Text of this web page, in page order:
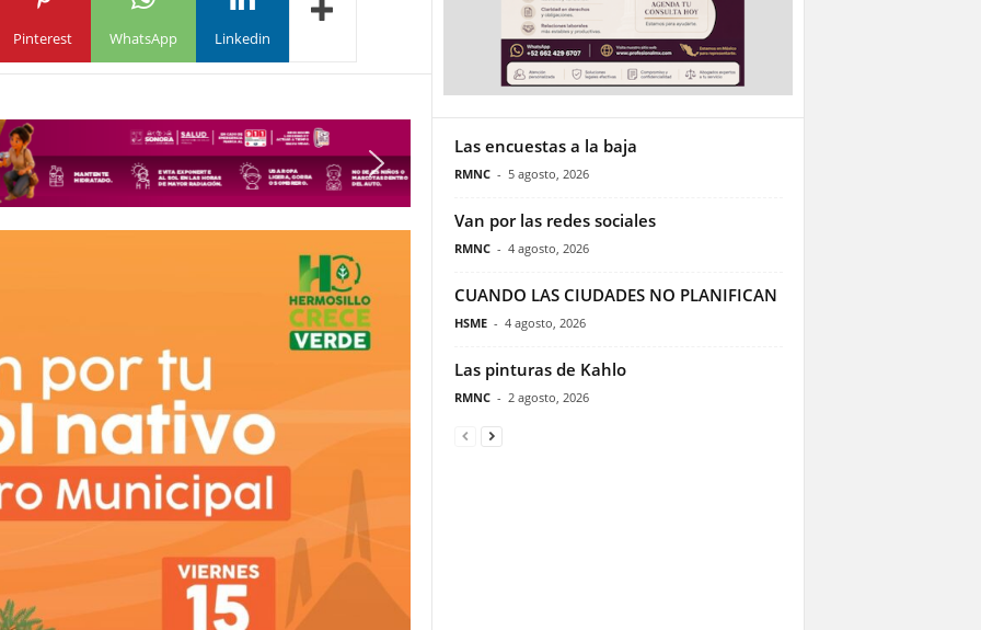
Pinterest WhatsApp Linkedin
Las encuestas a la baja
RMNC - 5 agosto, 2026
Van por las redes sociales
RMNC - 4 agosto, 2026
CUANDO LAS CIUDADES NO PLANIFICAN
HSME - 4 agosto, 2026
Las pinturas de Kahlo
RMNC - 2 agosto, 2026